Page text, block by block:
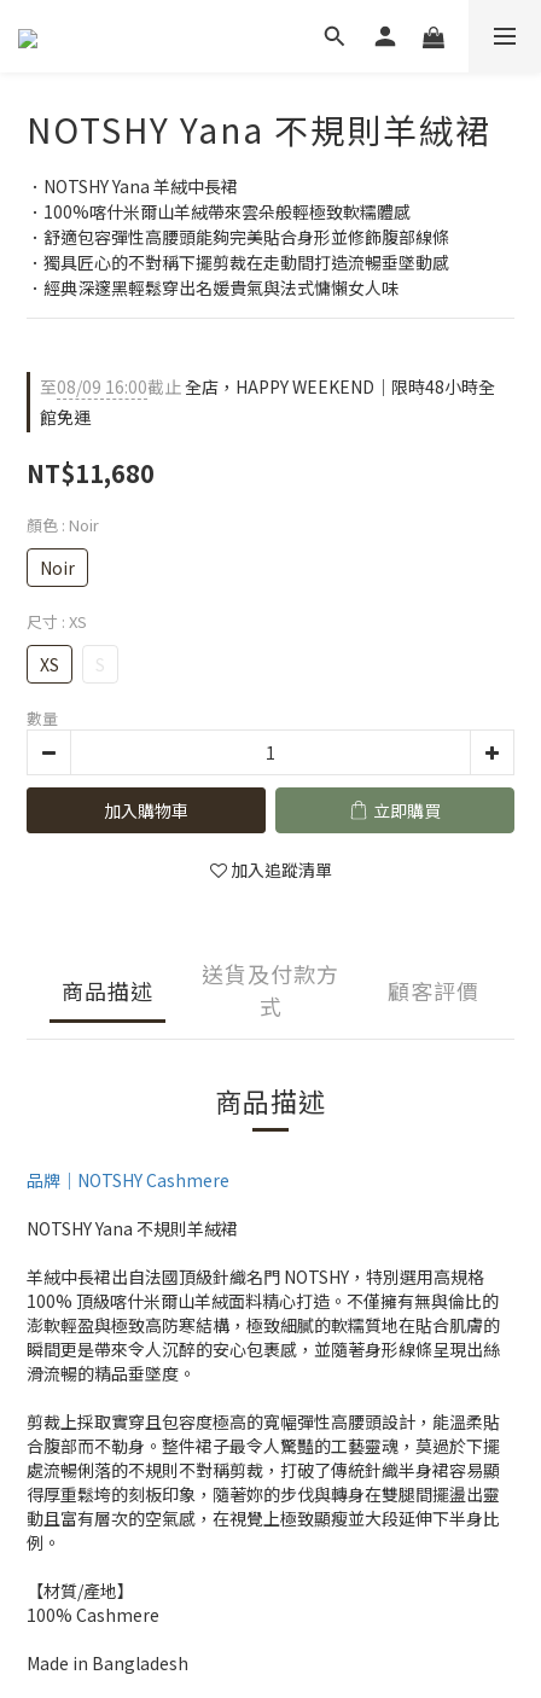
NOTSHY Yana 不規則羊絨裙
．NOTSHY Yana 羊絨中長裙
．100%喀什米爾山羊絨帶來雲朵般輕極致軟糯體感
．舒適包容彈性高腰頭能夠完美貼合身形並修飾腹部線條
．獨具匠心的不對稱下擺剪裁在走動間打造流暢垂墜動感
．經典深邃黑輕鬆穿出名媛貴氣與法式慵懶女人味
至08/09 16:00截止全店，HAPPY WEEKEND｜限時48小時全
館免運
NT$11,680
顏色 : Noir
Noir
尺寸 : XS
XS S
數量
加入購物車 立即購買
加入追蹤清單
商品描述
送貨及付款方
式
顧客評價
商品描述
品牌｜NOTSHY Cashmere
NOTSHY Yana 不規則羊絨裙
羊絨中長裙出自法國頂級針織名門 NOTSHY，特別選用高規格
100% 頂級喀什米爾山羊絨面料精心打造。不僅擁有無與倫比的
澎軟輕盈與極致高防寒結構，極致細膩的軟糯質地在貼合肌膚的
瞬間更是帶來令人沉醉的安心包裹感，並隨著身形線條呈現出絲
滑流暢的精品垂墜度。
剪裁上採取實穿且包容度極高的寬幅彈性高腰頭設計，能溫柔貼
合腹部而不勒身。整件裙子最令人驚豔的工藝靈魂，莫過於下擺
處流暢俐落的不規則不對稱剪裁，打破了傳統針織半身裙容易顯
得厚重鬆垮的刻板印象，隨著妳的步伐與轉身在雙腿間擺盪出靈
動且富有層次的空氣感，在視覺上極致顯瘦並大段延伸下半身比
例。
【材質/產地】
100% Cashmere
Made in Bangladesh